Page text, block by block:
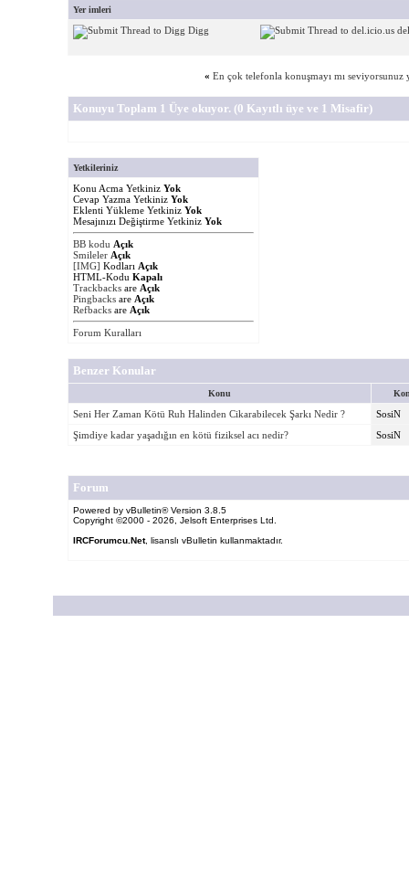
Yer imleri
Digg
« En çok telefonla konuşmayı mı seviyorsunuz
Konuyu Toplam 1 Üye okuyor. (0 Kayıtlı üye ve 1 Misafir)
Yetkileriniz
Konu Acma Yetkiniz Yok
Cevap Yazma Yetkiniz Yok
Eklenti Yükleme Yetkiniz Yok
Mesajınızı Değiştirme Yetkiniz Yok
BB kodu Açık
Smileler Açık
[IMG] Kodları Açık
HTML-Kodu Kapalı
Trackbacks are Açık
Pingbacks are Açık
Refbacks are Açık
Forum Kuralları
Benzer Konular
Konu
Seni Her Zaman Kötü Ruh Halinden Cikarabilecek Şarkı Nedir ?
SosiN
Şimdiye kadar yaşadığın en kötü fiziksel acı nedir?
SosiN
Forum
Powered by vBulletin® Version 3.8.5
Copyright ©2000 - 2026, Jelsoft Enterprises Ltd.
IRCForumcu.Net, lisanslı vBulletin kullanmaktadır.